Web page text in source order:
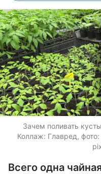
Зачем поливать
Коллаж: Главред, фото:
Всего одна